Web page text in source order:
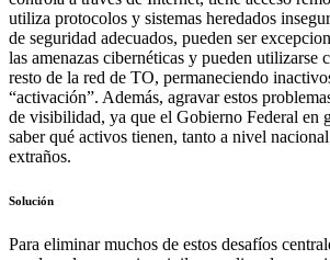
utiliza protocolos y sistemas heredados
de seguridad adecuados, pueden ser
las amenazas cibernéticas y pueden utilizarse
resto de la red de TO, permaneciendo
“activación”. Además, agravar estos
de visibilidad, ya que el Gobierno Federal en
saber qué activos tienen, tanto a nivel
extraños.
Solución
Para eliminar muchos de estos desafíos